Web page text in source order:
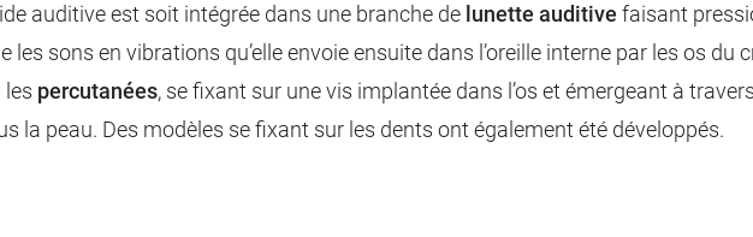
auditive est soit intégrée dans une branche de lunette auditive faisant
sons en vibrations qu’elle envoie ensuite dans l’oreille interne par les os du
percutanées, se fixant sur une vis implantée dans l’os et émergeant à
la peau. Des modèles se fixant sur les dents ont également été développés.